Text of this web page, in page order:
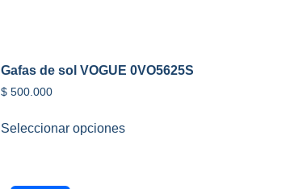
Gafas de sol VOGUE 0VO5625S
$ 500.000
Seleccionar opciones